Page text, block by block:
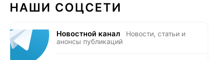
НАШИ СОЦСЕТИ
Новостной канал
Новости, статьи и
анонсы публикаций